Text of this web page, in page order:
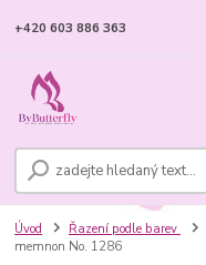
+420 603 886 363
Úvod Řazení podle barev
memnon No. 1286